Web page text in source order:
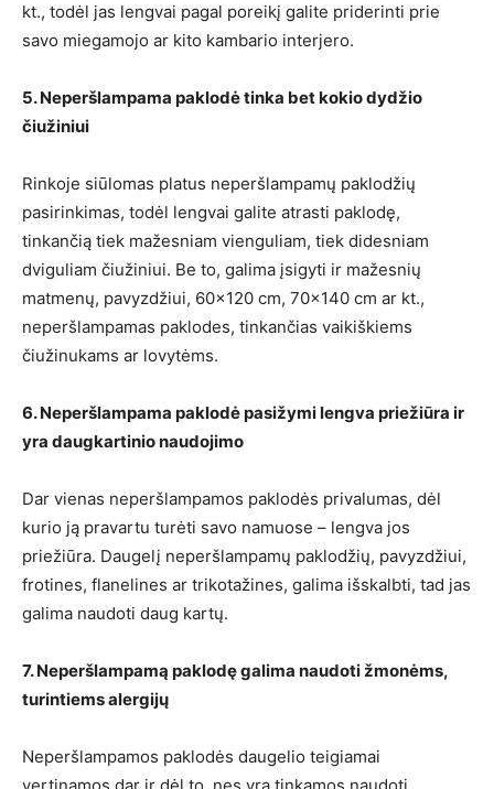
kt., todėl jas lengvai pagal poreikį galite priderinti prie
savo miegamojo ar kito kambario interjero.
5. Neperšlampama paklodė tinka bet kokio dydžio
čiužiniui
Rinkoje siūlomas platus neperšlampamų paklodžių
pasirinkimas, todėl lengvai galite atrasti paklodę,
tinkančią tiek mažesniam vienguliam, tiek didesniam
dviguliam čiužiniui. Be to, galima įsigyti ir mažesnių
matmenų, pavyzdžiui, 60×120 cm, 70×140 cm ar kt.,
neperšlampamas paklodes, tinkančias vaikiškiems
čiužinukams ar lovytėms.
6. Neperšlampama paklodė pasižymi lengva priežiūra ir
yra daugkartinio naudojimo
Dar vienas neperšlampamos paklodės privalumas, dėl
kurio ją pravartu turėti savo namuose – lengva jos
priežiūra. Daugelį neperšlampamų paklodžių, pavyzdžiui,
frotines, flanelines ar trikotažines, galima išskalbti, tad jas
galima naudoti daug kartų.
7. Neperšlampamą paklodę galima naudoti žmonėms,
turintiems alergijų
Neperšlampamos paklodės daugelio teigiamai